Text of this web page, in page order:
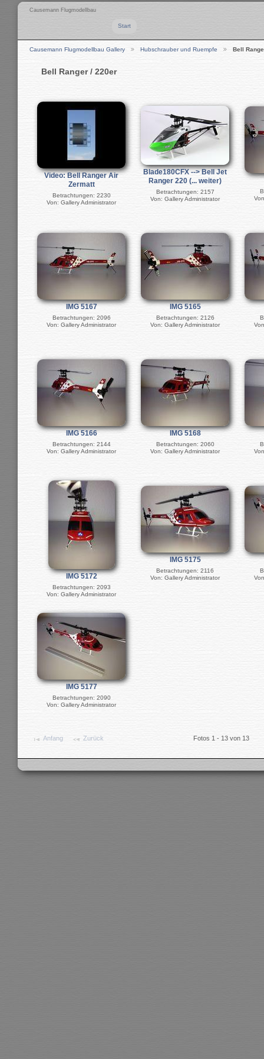
Causemann Flugmodellbau
Start
Causemann Flugmodellbau Gallery Hubschrauber und Ruempfe Bell
Bell Ranger / 220er
Video: Bell Ranger Air
Zermatt
Betrachtungen: 2230
Von: Gallery Administrator
Blade180CFX --> Bell Jet
Ranger 220 (... weiter)
Betrachtungen: 2157
Von: Gallery Administrator
IMG 5167
Betrachtungen: 2096
Von: Gallery Administrator
IMG 5165
Betrachtungen: 2126
Von: Gallery Administrator
IMG 5166
Betrachtungen: 2144
Von: Gallery Administrator
IMG 5168
Betrachtungen: 2060
Von: Gallery Administrator
IMG 5172
Betrachtungen: 2093
Von: Gallery Administrator
IMG 5175
Betrachtungen: 2116
Von: Gallery Administrator
IMG 5177
Betrachtungen: 2090
Von: Gallery Administrator
Anfang Zurück Fotos 1 - 13 von 13